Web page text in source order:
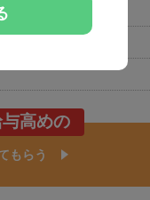
高めの
もらう